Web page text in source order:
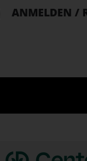
ANMELDEN /